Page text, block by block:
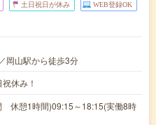
土日祝日が休み WEB登録OK
岡山駅から徒歩3分
休み！
休憩1時間)09:15～18:15(実働8時